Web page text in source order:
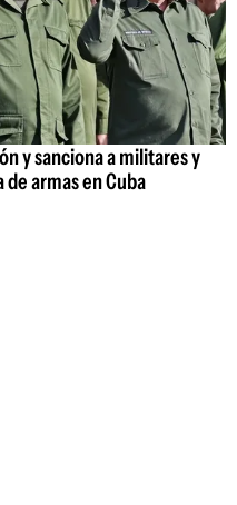
y sanciona a militares y
armas en Cuba